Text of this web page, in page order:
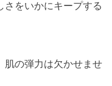
さをいかにキープする
肌の弾力は欠かせませ